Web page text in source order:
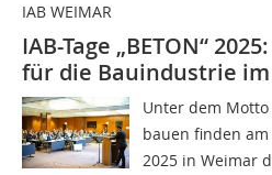
IAB WEIMAR
IAB-Tage „BETON“
für die Bauindustrie im
Unter dem Motto
bauen finden
2025 in Weimar